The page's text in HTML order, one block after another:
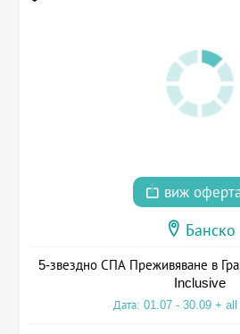
виж
Банско
5-звездно СПА Преживяване в
Inclusive
Дата: 01.07 - 30.09 +